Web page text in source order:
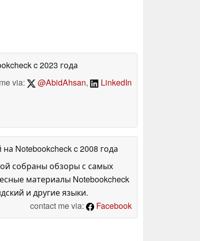
c 2023 года
via:
@AbidAhsan, LinkedIn
на Notebookcheckc 2008 года
собраны обзоры с самых
материалы Notebookcheck
и другие языки.
contact me via:
Facebook